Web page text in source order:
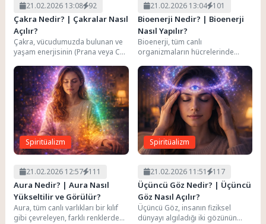
21.02.2026 13:08 92
Çakra Nedir? | Çakralar Nasıl
Açılır?
Çakra, vücudumuzda bulunan ve
yaşam enerjisinin (Prana veya Chi)
enerji merkezleridir....
21.02.2026 13:04 101
Bioenerji Nedir? | Bioenerji
Nasıl Yapılır?
Bioenerji, tüm canlı
organizmaların hücrelerinde
akan düşük frekanslı
elektromanyetik enerjidir. Çin...
Spiritüalizm
21.02.2026 12:57 111
Aura Nedir? | Aura Nasıl
Yükseltilir ve Görülür?
Aura, tüm canlı varlıkları bir kılıf
gibi çevreleyen, farklı renklerden
Spiritüalizm
21.02.2026 11:51 117
Üçüncü Göz Nedir? | Üçüncü
Göz Nasıl Açılır?
Üçüncü Göz, insanın fiziksel
dünyayı algıladığı iki gözünün